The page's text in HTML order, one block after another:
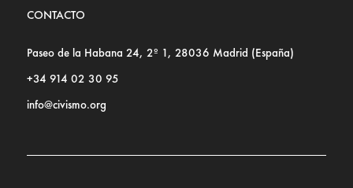
CONTACTO
Paseo de la Habana 24, 2º 1, 28036 Madrid (España)
+34 914 02 30 95
info@civismo.org